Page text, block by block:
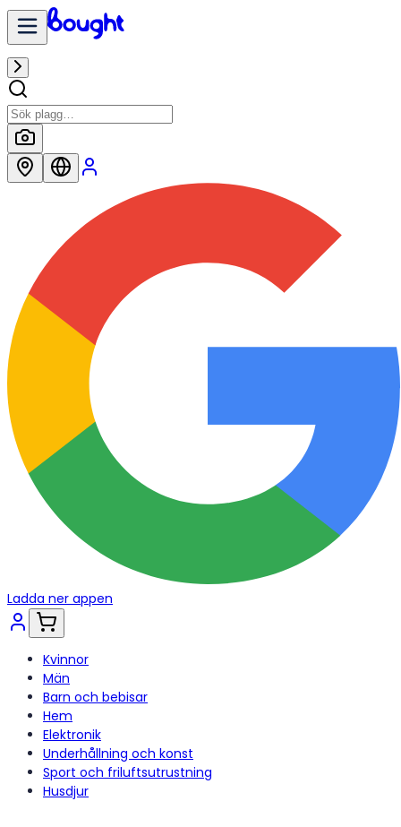
Ladda ner appen
Kvinnor
Män
Barn och bebisar
Hem
Elektronik
Underhållning och konst
Sport och friluftsutrustning
Husdjur